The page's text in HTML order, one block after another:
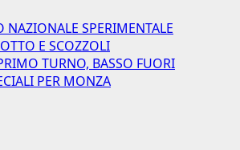
SPERIMENTALE
E SCOZZOLI
TURNO, BASSO FUORI
PER MONZA